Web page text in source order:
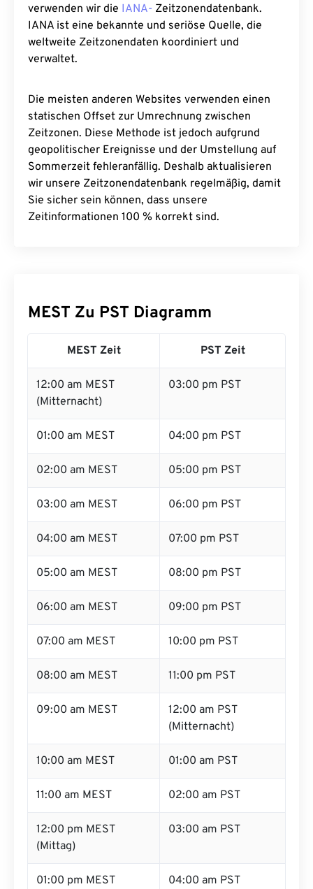
verwenden wir die IANA- Zeitzonendatenbank.
IANA ist eine bekannte und seriöse Quelle, die
weltweite Zeitzonendaten koordiniert und
verwaltet.
Die meisten anderen Websites verwenden einen
statischen Offset zur Umrechnung zwischen
Zeitzonen. Diese Methode ist jedoch aufgrund
geopolitischer Ereignisse und der Umstellung auf
Sommerzeit fehleranfällig. Deshalb aktualisieren
wir unsere Zeitzonendatenbank regelmäßig, damit
Sie sicher sein können, dass unsere
Zeitinformationen 100 % korrekt sind.
MEST Zu PST Diagramm
MEST Zeit PST Zeit
12:00 am MEST
(Mitternacht)
03:00 pm PST
01:00 am MEST 04:00 pm PST
02:00 am MEST 05:00 pm PST
03:00 am MEST 06:00 pm PST
04:00 am MEST 07:00 pm PST
05:00 am MEST 08:00 pm PST
06:00 am MEST 09:00 pm PST
07:00 am MEST 10:00 pm PST
08:00 am MEST 11:00 pm PST
09:00 am MEST
12:00 am PST
(Mitternacht)
10:00 am MEST 01:00 am PST
11:00 am MEST 02:00 am PST
12:00 pm MEST
(Mittag)
03:00 am PST
01:00 pm MEST 04:00 am PST